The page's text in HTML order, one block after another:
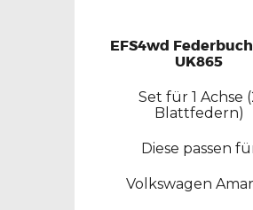
EFS4wd
UK865
Set für 1 Achse
Blattfedern)
Diese passen
Volkswagen